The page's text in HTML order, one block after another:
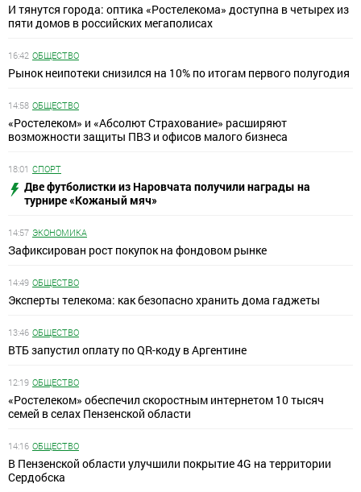
И тянутся города: оптика «Ростелекома» доступна в четырех из
пяти домов в российских мегаполисах
16:42 ОБЩЕСТВО
Рынок неипотеки снизился на 10% по итогам первого полугодия
14:58 ОБЩЕСТВО
«Ростелеком» и «Абсолют Страхование» расширяют
возможности защиты ПВЗ и офисов малого бизнеса
18:01 СПОРТ
Две футболистки из Наровчата получили награды на
турнире «Кожаный мяч»
14:57 ЭКОНОМИКА
Зафиксирован рост покупок на фондовом рынке
14:49 ОБЩЕСТВО
Эксперты телекома: как безопасно хранить дома гаджеты
13:46 ОБЩЕСТВО
ВТБ запустил оплату по QR-коду в Аргентине
12:19 ОБЩЕСТВО
«Ростелеком» обеспечил скоростным интернетом 10 тысяч
семей в селах Пензенской области
14:16 ОБЩЕСТВО
В Пензенской области улучшили покрытие 4G на территории
Сердобска